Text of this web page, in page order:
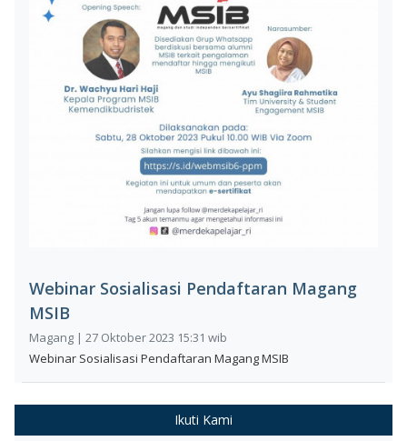
Webinar Sosialisasi Pendaftaran Magang
MSIB
Magang | 27 Oktober 2023 15:31 wib
Webinar Sosialisasi Pendaftaran Magang MSIB
Ikuti Kami